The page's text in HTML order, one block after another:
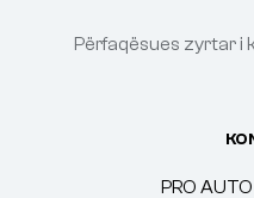
PRO AUTO
Përfaqësues zyrtar i